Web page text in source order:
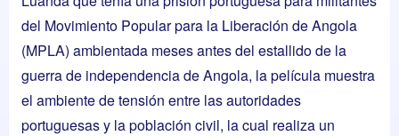
del Movimiento Popular para la Liberación de Angola
(MPLA) ambientada meses antes del estallido de la
guerra de independencia de Angola, la película muestra
el ambiente de tensión entre las autoridades
portuguesas y la población civil, la cual realiza un